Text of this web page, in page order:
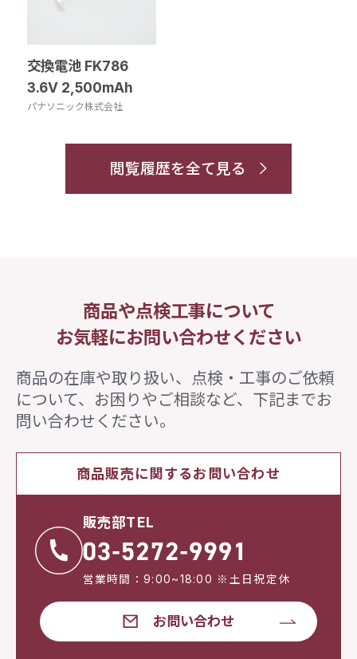
交換電池 FK786
3.6V 2,500mAh
パナソニック株式会社
閲覧履歴を全て見る
商品や点検工事について
お気軽にお問い合わせください
商品の在庫や取り扱い、点検・工事のご依頼
について、 お困りやご相談など、下記までお
問い合わせください。
商品販売に関するお問い合わせ
販売部TEL
営業時間：9:00~18:00 ※土日祝定休
お問い合わせ